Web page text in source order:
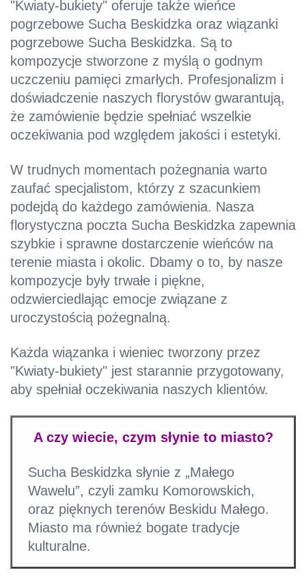
"Kwiaty-bukiety" oferuje także wieńce
pogrzebowe Sucha Beskidzka oraz wiązanki
pogrzebowe Sucha Beskidzka. Są to
kompozycje stworzone z myślą o godnym
uczczeniu pamięci zmarłych. Profesjonalizm i
doświadczenie naszych florystów gwarantują,
że zamówienie będzie spełniać wszelkie
oczekiwania pod względem jakości i estetyki.
W trudnych momentach pożegnania warto
zaufać specjalistom, którzy z szacunkiem
podejdą do każdego zamówienia. Nasza
florystyczna poczta Sucha Beskidzka zapewnia
szybkie i sprawne dostarczenie wieńców na
terenie miasta i okolic. Dbamy o to, by nasze
kompozycje były trwałe i piękne,
odzwierciedlając emocje związane z
uroczystością pożegnalną.
Każda wiązanka i wieniec tworzony przez
"Kwiaty-bukiety" jest starannie przygotowany,
aby spełniał oczekiwania naszych klientów.
A czy wiecie, czym słynie to miasto?
Sucha Beskidzka słynie z „Małego
Wawelu”, czyli zamku Komorowskich,
oraz pięknych terenów Beskidu Małego.
Miasto ma również bogate tradycje
kulturalne.